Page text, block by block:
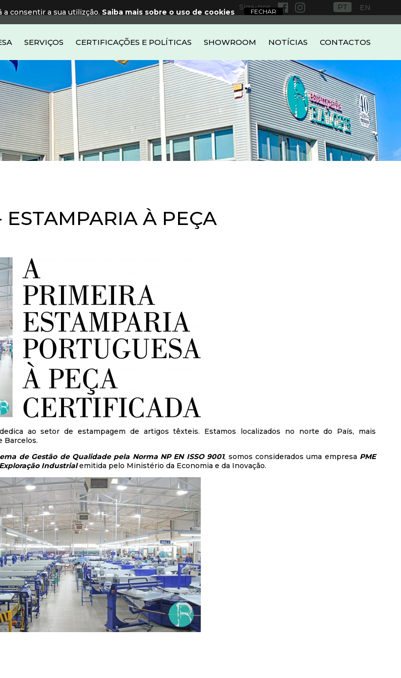
Siga-nos PT EN
SERVIÇOS CERTIFICAÇÕES E POLÍTICAS SHOWROOM NOTÍCIAS CONTACTOS
ESTAMPARIA À PEÇA
ao setor de estampagem de artigos têxteis. Estamos localizados no norte do País, mais
Barcelos.
de Gestão de Qualidade pela Norma NP EN ISSO 9001, somos considerados uma empresa PME
Industrialemitida pelo Ministério da Economia e da Inovação.
consentir a sua utilizção. Saiba mais sobre o uso de cookies